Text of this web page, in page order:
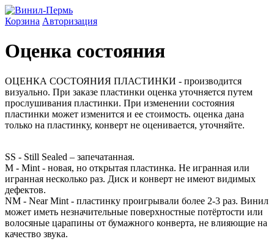
Корзина Авторизация
Оценка состояния
ОЦЕНКА СОСТОЯНИЯ ПЛАСТИНКИ - производится
визуально. При заказе пластинки оценка уточняется путем
прослушивания пластинки. При изменении состояния
пластинки может изменится и ее стоимость. оценка дана
только на пластинку, конверт не оценивается, уточняйте.
SS - Still Sealed – запечатанная.
M - Mint - новая, но открытая пластинка. Не игранная или
игранная несколько раз. Диск и конверт не имеют видимых
дефектов.
NM - Near Mint - пластинку проигрывали более 2-3 раз. Винил
может иметь незначительные поверхностные потёртости или
волосяные царапины от бумажного конверта, не влияющие на
качество звука.